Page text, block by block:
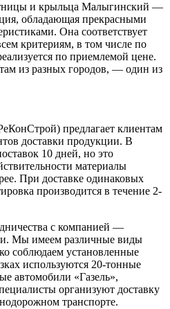
и крыльца Малыгинский —
обладающая прекрасными
Она соответствует
критериям, в том числе по
по приемлемой цене.
из разных городов, — один из
предлагает клиентам
доставки продукции. В
10 дней, но это
материалы
При доставке одинаковых
производится в течение 2-
с компанией —
Мы имеем различные виды
соблюдаем установленные
используются 20-тонные
автомобили «Газель»,
организуют доставку
транспорте.